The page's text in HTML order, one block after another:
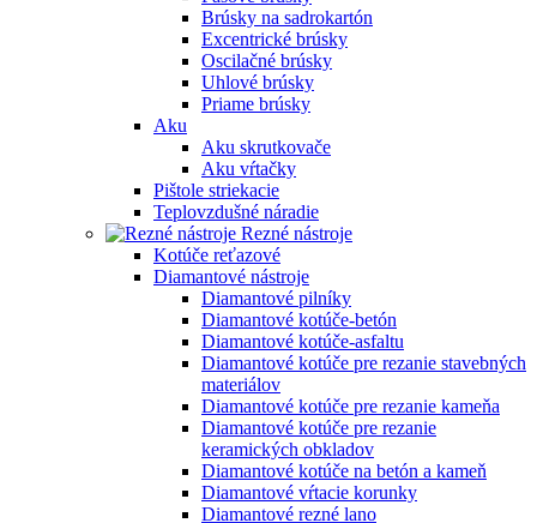
Brúsky na sadrokartón
Excentrické brúsky
Oscilačné brúsky
Uhlové brúsky
Priame brúsky
Aku
Aku skrutkovače
Aku vŕtačky
Pištole striekacie
Teplovzdušné náradie
Rezné nástroje
Kotúče reťazové
Diamantové nástroje
Diamantové pilníky
Diamantové kotúče-betón
Diamantové kotúče-asfaltu
Diamantové kotúče pre rezanie stavebných
materiálov
Diamantové kotúče pre rezanie kameňa
Diamantové kotúče pre rezanie
keramických obkladov
Diamantové kotúče na betón a kameň
Diamantové vŕtacie korunky
Diamantové rezné lano